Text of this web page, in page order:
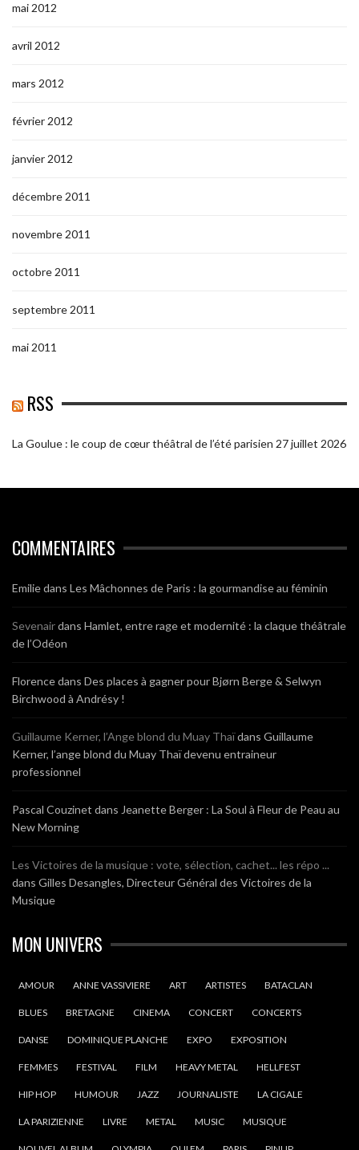
mai 2012
avril 2012
mars 2012
février 2012
janvier 2012
décembre 2011
novembre 2011
octobre 2011
septembre 2011
mai 2011
RSS
La Goulue : le coup de cœur théâtral de l’été parisien 27 juillet 2026
COMMENTAIRES
Emiliedans Les Mâchonnes de Paris : la gourmandise au féminin
Sevenairdans Hamlet, entre rage et modernité : la claque théâtrale
de l’Odéon
Florencedans Des places à gagner pour Bjørn Berge & Selwyn
Birchwood à Andrésy !
Guillaume Kerner, l’Ange blond du Muay Thaïdans Guillaume
Kerner, l’ange blond du Muay Thaï devenu entraineur
professionnel
Pascal Couzinet dans Jeanette Berger : La Soul à Fleur de Peau au
New Morning
Les Victoires de la musique : vote, sélection, cachet... les répo ...
dans Gilles Desangles, Directeur Général des Victoires de la
Musique
MON UNIVERS
AMOUR ANNE VASSIVIERE ART ARTISTES BATACLAN
BLUES BRETAGNE CINEMA CONCERT CONCERTS
DANSE DOMINIQUE PLANCHE EXPO EXPOSITION
FEMMES FESTIVAL FILM HEAVY METAL HELLFEST
HIP HOP HUMOUR JAZZ JOURNALISTE LA CIGALE
LA PARIZIENNE LIVRE METAL MUSIC MUSIQUE